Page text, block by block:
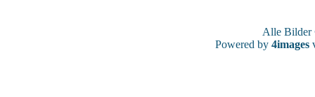
Alle
Powered by 4images